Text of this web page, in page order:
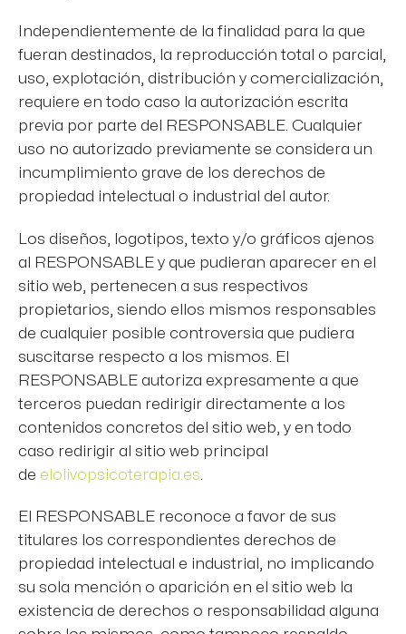
Independientemente de la finalidad para la que
fueran destinados, la reproducción total o parcial,
uso, explotación, distribución y comercialización,
requiere en todo caso la autorización escrita
previa por parte del RESPONSABLE. Cualquier
uso no autorizado previamente se considera un
incumplimiento grave de los derechos de
propiedad intelectual o industrial del autor.
Los diseños, logotipos, texto y/o gráficos ajenos
al RESPONSABLE y que pudieran aparecer en el
sitio web, pertenecen a sus respectivos
propietarios, siendo ellos mismos responsables
de cualquier posible controversia que pudiera
suscitarse respecto a los mismos. El
RESPONSABLE autoriza expresamente a que
terceros puedan redirigir directamente a los
contenidos concretos del sitio web, y en todo
caso redirigir al sitio web principal
de elolivopsicoterapia.es
El RESPONSABLE reconoce a favor de sus
titulares los correspondientes derechos de
propiedad intelectual e industrial, no implicando
su sola mención o aparición en el sitio web la
existencia de derechos o responsabilidad alguna